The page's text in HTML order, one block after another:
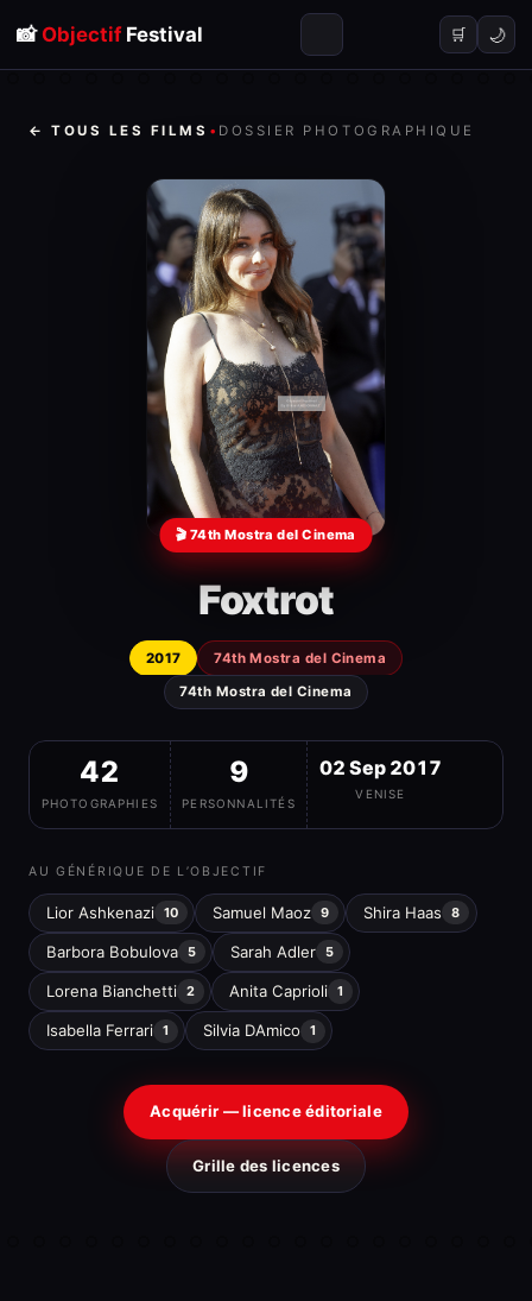
📸 ObjectifFestival 🛒 🌙
← TOUS LES FILMS • DOSSIER PHOTOGRAPHIQUE
🎬 74th Mostra del Cinema
Foxtrot
2017 74th Mostra del Cinema
74th Mostra del Cinema
42
PHOTOGRAPHIES
9
PERSONNALITÉS
02 Sep 2017
VENISE
AU GÉNÉRIQUE DE L’OBJECTIF
Lior Ashkenazi 10 Samuel Maoz 9 Shira Haas 8
Barbora Bobulova 5 Sarah Adler 5
Lorena Bianchetti 2 Anita Caprioli 1
Isabella Ferrari 1 Silvia DAmico 1
Acquérir — licence éditoriale
Grille des licences